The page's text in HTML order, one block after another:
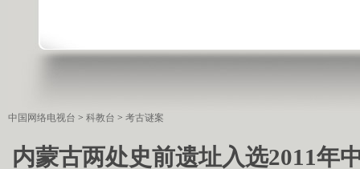
中国网络电视台 > 科教台 > 考古谜案
内蒙古两处史前遗址入选2011年